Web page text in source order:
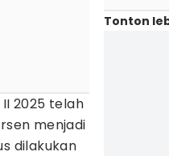
2025 telah
menjadi
dilakukan
Tonton